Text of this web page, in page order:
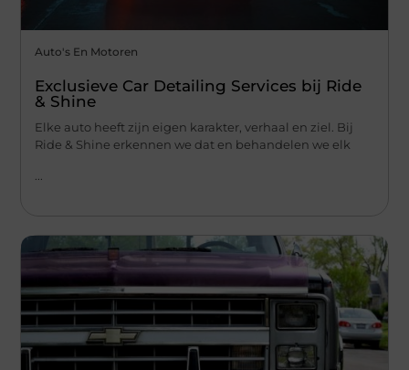
Auto's En Motoren
Exclusieve Car Detailing Services bij Ride
& Shine
Elke auto heeft zijn eigen karakter, verhaal en ziel. Bij
Ride & Shine erkennen we dat en behandelen we elk